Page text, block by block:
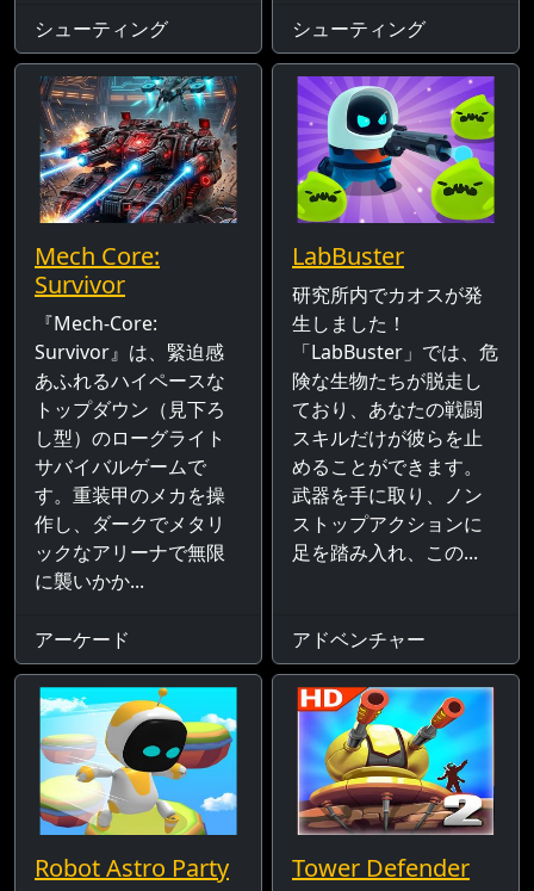
シューティング シューティング
Mech Core:
Survivor
『Mech-Core:
Survivor』は、緊迫感
あふれるハイペースな
トップダウン（見下ろ
し型）のローグライト
サバイバルゲームで
す。重装甲のメカを操
作し、ダークでメタリ
ックなアリーナで無限
に襲いかか...
アーケード
LabBuster
研究所内でカオスが発
生しました！
「LabBuster」では、危
険な生物たちが脱走し
ており、あなたの戦闘
スキルだけが彼らを止
めることができます。
武器を手に取り、ノン
ストップアクションに
足を踏み入れ、この...
アドベンチャー
Robot Astro Party Tower Defender